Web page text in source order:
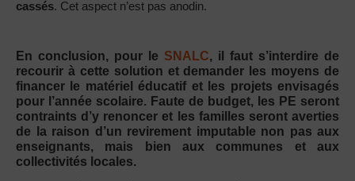
cassés. Cet aspect n’est pas anodin.
En conclusion, pour le SNALC, il faut s’interdire de
recourir à cette solution et demander les moyens de
financer le matériel éducatif et les projets envisagés
pour l’année scolaire. Faute de budget, les PE seront
contraints d’y renoncer et les familles seront averties
de la raison d’un revirement imputable non pas aux
enseignants, mais bien aux communes et aux
collectivités locales.